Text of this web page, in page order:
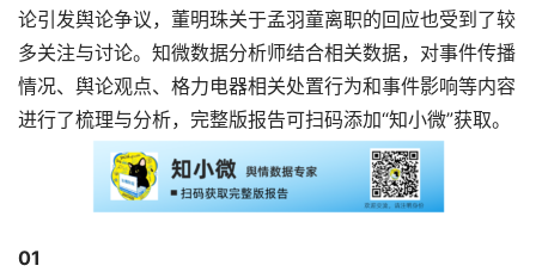
论引发舆论争议，董明珠关于孟羽童离职的回应也受到了较
多关注与讨论。知微数据分析师结合相关数据，对事件传播
情况、舆论观点、格力电器相关处置行为和事件影响等内容
进行了梳理与分析，完整版报告可扫码添加“知小微”获取。
01